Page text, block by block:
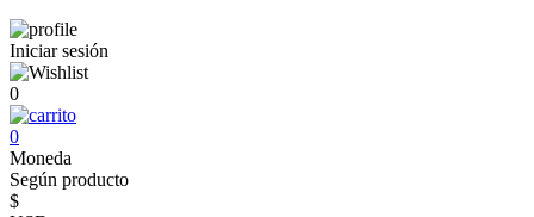
Iniciar sesión
0
0
Moneda
Según producto
$